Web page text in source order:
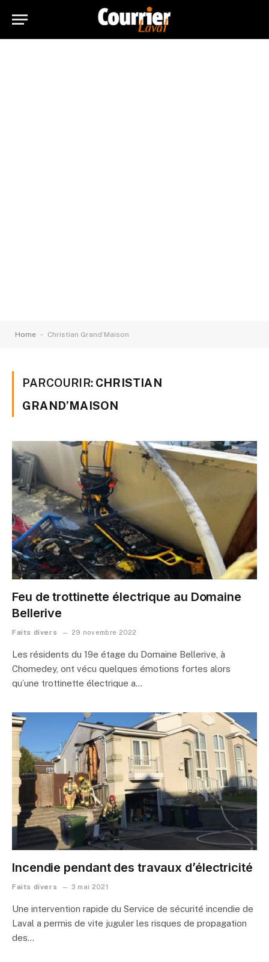
Home - Christian Grand’Maison
PARCOURIR: CHRISTIAN
GRAND’MAISON
Feu de trottinette électrique au Domaine
Bellerive
Faits divers 29 novembre 2022
Les résidents du 19e étage du Domaine Bellerive, à
Chomedey, ont vécu quelques émotions fortes alors
qu’une trottinette électrique a…
Incendie pendant des travaux d’électricité
Faits divers 3 mai 2021
Une intervention rapide du Service de sécurité incendie de
Laval a permis de vite juguler les risques de propagation
des…